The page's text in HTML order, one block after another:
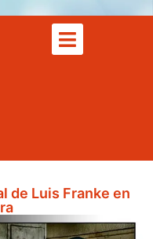
de Luis Franke en